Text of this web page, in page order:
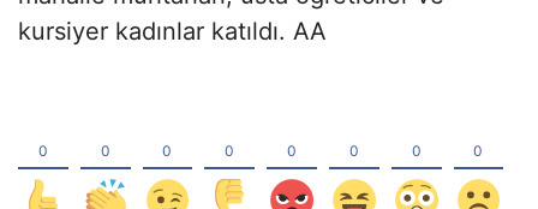
kursiyer kadınlar katıldı. AA